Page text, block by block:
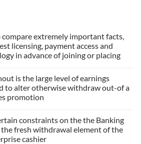
extremely important facts,
licensing, payment access and
in advance of joining or placing
is the large level of earnings
to alter otherwise withdraw out-of a
promotion
constraints on the the Banking
the fresh withdrawal element of the
cashier